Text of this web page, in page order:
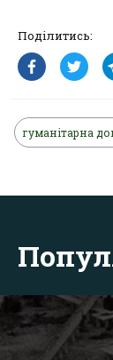
Поділитись:
гуманітарна